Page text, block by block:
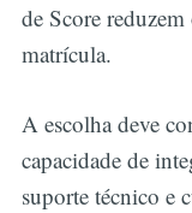
de Score
matrícula.
A escolha deve
capacidade de
suporte técnico e